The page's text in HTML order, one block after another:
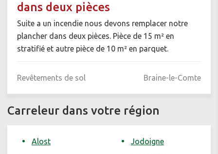
dans deux pièces
Suite a un incendie nous devons remplacer notre
plancher dans deux pièces. Pièce de 15 m² en
stratifié et autre pièce de 10 m² en parquet.
Revêtements de sol Braine-le-Comte
Carreleur dans votre région
Alost
Jodoigne